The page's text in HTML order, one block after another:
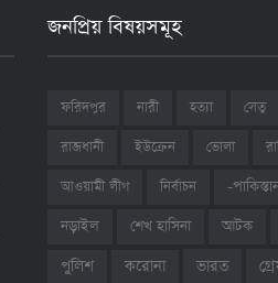
জনপ্রিয় বিষয়সমূহ
ফরিদপুর নারী হত্যা সেতু
রাজধানী ইউক্রেন ভোলা
আওয়ামী লীগ
নির্বাচন
-
নড়াইল
শেখ হাসিনা আটক
পুলিশ
করোনা ভারত